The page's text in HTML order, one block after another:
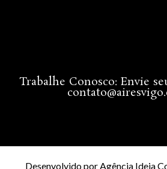
Trabalhe Conosco: Envie
Desenvolvido por Agência Ideia